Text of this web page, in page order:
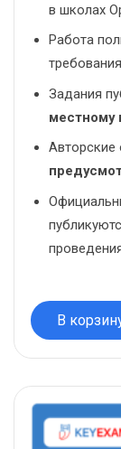
в школах
Работа
Задания
местному
Авторские
В